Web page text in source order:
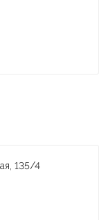
135/4